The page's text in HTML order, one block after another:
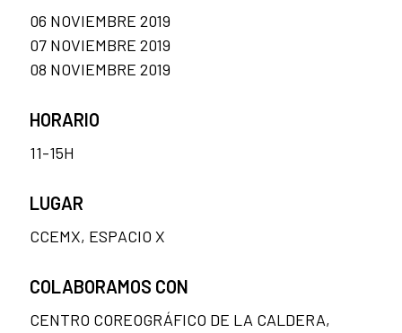
06 NOVIEMBRE 2019
07 NOVIEMBRE 2019
08 NOVIEMBRE 2019
HORARIO
11-15H
LUGAR
CCEMX, ESPACIO X
COLABORAMOS CON
CENTRO COREOGRÁFICO DE LA CALDERA,